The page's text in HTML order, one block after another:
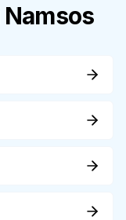
Namsos